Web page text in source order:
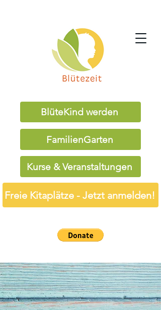
BlüteKind werden
FamilienGarten
Kurse & Veranstaltungen
Freie Kitaplätze - Jetzt anmelden!